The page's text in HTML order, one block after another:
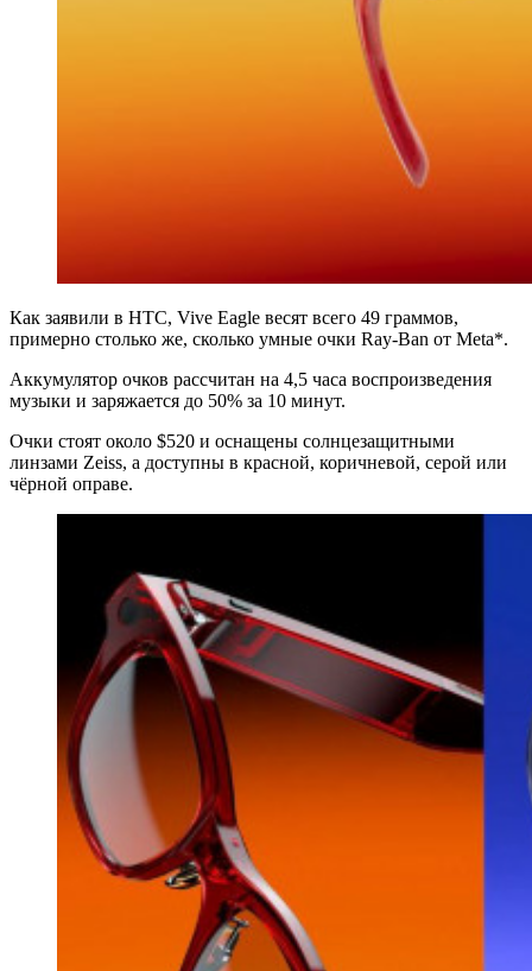
Как заявили в HTC, Vive Eagle весят всего 49 граммов,
примерно столько же, сколько умные очки Ray-Ban от Meta*.
Аккумулятор очков рассчитан на 4,5 часа воспроизведения
музыки и заряжается до 50% за 10 минут.
Очки стоят около $520 и оснащены солнцезащитными
линзами Zeiss, а доступны в красной, коричневой, серой или
чёрной оправе.